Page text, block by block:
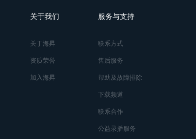
关于我们
关于海昇
资质荣誉
加入海昇
服务与支持
联系方式
售后服务
帮助及故障排除
下载频道
联系合作
公益录播服务